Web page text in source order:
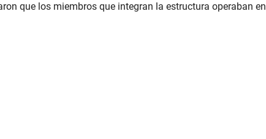
que los miembros que integran la estructura operaban en